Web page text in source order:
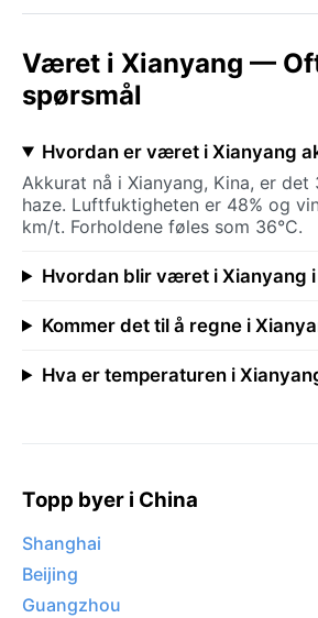
Været i Xianyang —
spørsmål
Hvordan er været i Xianyang
Akkurat nå i Xianyang, Kina, er det
haze. Luftfuktigheten er 48% og
km/t. Forholdene føles som 36°C.
Hvordan blir været i Xianyang
Kommer det til å regne i
Hva er temperaturen i
Topp byer i China
Shanghai
Beijing
Guangzhou